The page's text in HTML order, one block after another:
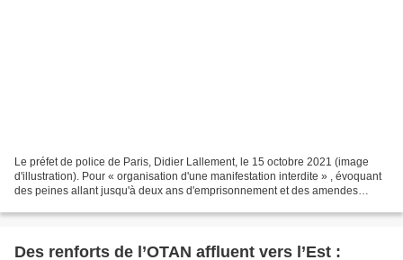
Le préfet de police de Paris, Didier Lallement, le 15 octobre 2021 (image
d'illustration). Pour « organisation d'une manifestation interdite » , évoquant
des peines allant jusqu'à deux ans d'emprisonnement et des amendes
Des renforts de l’OTAN affluent vers l’Est :